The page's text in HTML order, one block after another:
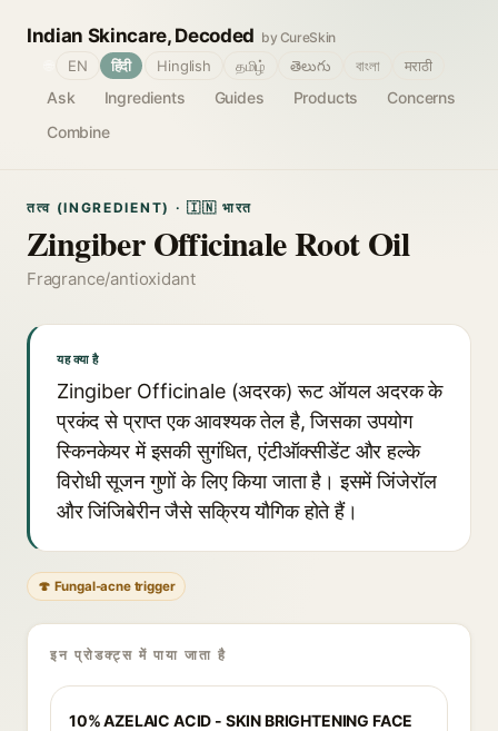
Indian Skincare, Decoded by CureSkin
Ask Ingredients Guides Products
Concerns
Combine
EN हिंदी Hinglish தமிழ் తెలుగు বাংলা मराठी
तत्व (INGREDIENT) · 🇮🇳 भारत
Zingiber Officinale Root Oil
Fragrance/antioxidant
यह क्या है
Zingiber Officinale (अदरक) रूट ऑयल अदरक के
प्रकंद से प्राप्त एक आवश्यक तेल है, जिसका उपयोग
स्किनकेयर में इसकी सुगंधित, एंटीऑक्सीडेंट और हल्के
विरोधी सूजन गुणों के लिए किया जाता है। इसमें जिंजेरॉल
और जिंजिबेरीन जैसे सक्रिय यौगिक होते हैं।
🍄 Fungal-acne trigger
इन प्रोडक्ट्स में पाया जाता है
10% AZELAIC ACID - SKIN BRIGHTENING FACE